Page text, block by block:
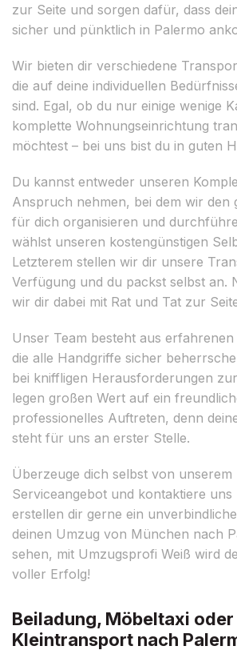
zur Seite und sorgen dafür, dass
sicher und pünktlich in Palermo
Wir bieten dir verschiedene
die auf deine individuellen
sind. Egal, ob du nur einige wenige
komplette Wohnungseinrichtung
möchtest – bei uns bist du in guten
Du kannst entweder unseren
Anspruch nehmen, bei dem wir den
für dich organisieren und
wählst unseren kostengünstigen
Letzterem stellen wir dir unsere
Verfügung und du packst selbst an.
wir dir dabei mit Rat und Tat zur
Unser Team besteht aus
die alle Handgriffe sicher
bei kniffligen Herausforderungen
legen großen Wert auf ein
professionelles Auftreten, denn
steht für uns an erster Stelle.
Überzeuge dich selbst von
Serviceangebot und kontaktiere
erstellen dir gerne ein
deinen Umzug von München nach
sehen, mit Umzugsprofi Weiß wird
voller Erfolg!
Beiladung, Möbeltaxi oder
Kleintransport nach